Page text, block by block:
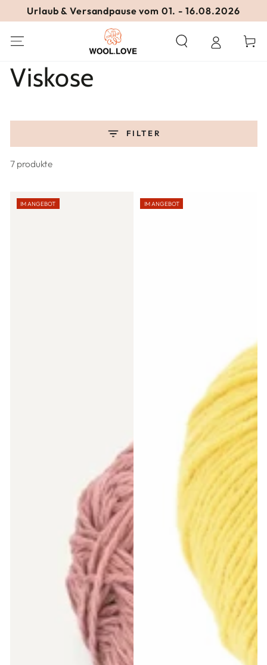
ZUM INHALT
SPRINGEN
Urlaub & Versandpause vom 01. - 16.08.2026
Kollektion:
Viskose
FILTER
7 produkte
IM ANGEBOT IM ANGEBOT